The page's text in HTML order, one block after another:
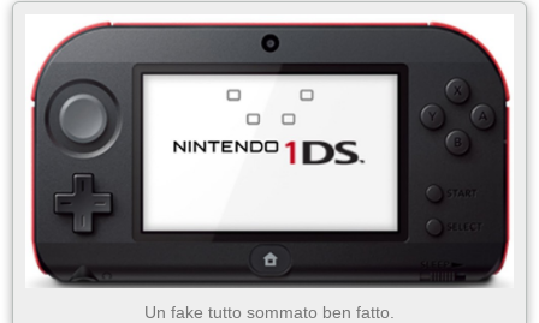
Un fake tutto sommato ben fatto.